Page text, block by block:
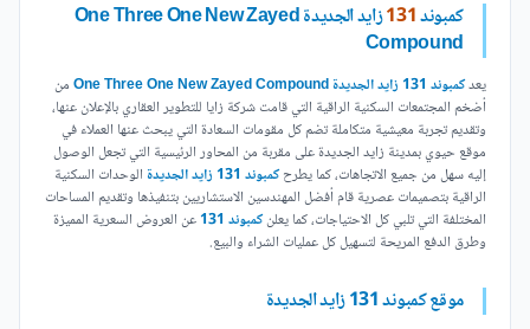
كمبوند131
زايد الجديدة One Three One New Zayed
Compound
يعدكمبوند 131 زايد الجديدة One Three One New Zayed Compound
من
أضخم المجتمعات السكنية الراقية التي قامت شركة زايا للتطوير العقاري بالإعلان عنها،
وتقديم تجربة معيشية متكاملة تضم كل مقومات السعادة التي يبحث عنها العملاء في
موقع حيوي بمدينة زايد الجديدة على مقربة من المحاور الرئيسية التي تجعل الوصول
إليه سهل من جميع الاتجاهات، كما يطرحكمبوند 131 زايد الجديدة
الوحدات السكنية
الراقية بتصميمات عصرية قام أفضل المهندسين الاستشاريين بتنفيذها وتقديم المساحات
المختلفة التي تلبي كل الاحتياجات، كما يعلنكمبوند 131
عن العروض السعرية المميزة
وطرق الدفع المريحة لتسهيل كل عمليات الشراء والبيع.
موقع كمبوند 131 زايد الجديدة